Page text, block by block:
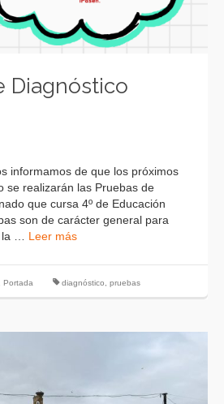
Diagnóstico
informamos de que los próximos
se realizarán las Pruebas de
que cursa 4º de Educación
son de carácter general para
la … Leer más
Portada diagnóstico pruebas